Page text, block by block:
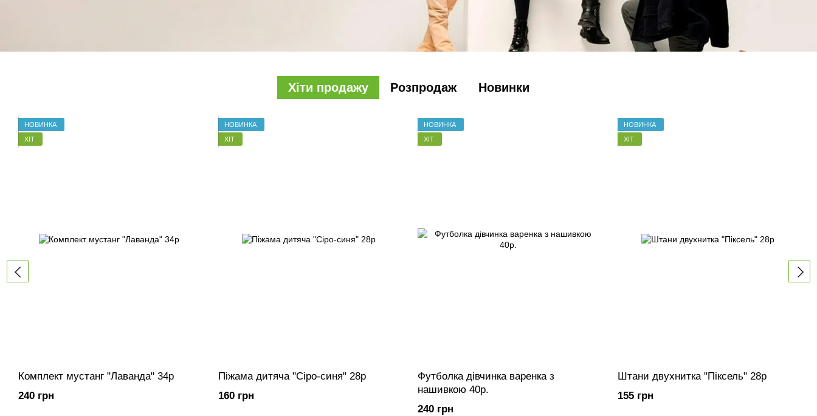
Хіти продажу Розпродаж Новинки
НОВИНКА
ХІТ
Комплект мустанг "Лаванда" 34р
240 грн
НОВИНКА
ХІТ
Піжама дитяча "Сіро-синя" 28р
160 грн
НОВИНКА
ХІТ
Футболка дівчинка варенка з
нашивкою 40р.
240 грн
НОВИНКА
ХІТ
Штани двухнитка "Піксель" 28р
155 грн